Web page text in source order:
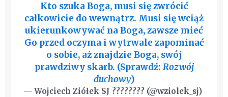
Kto szuka Boga, musi się zwrócić
całkowicie do wewnątrz. Musi się wciąż
ukierunkowywać na Boga, zawsze mieć
Go przed oczyma i wytrwale zapominać
o sobie, aż znajdzie Boga, swój
prawdziwy skarb. (Sprawdź: Rozwój
duchowy)
— Wojciech Ziółek SJ ???????? (@wziolek_sj)